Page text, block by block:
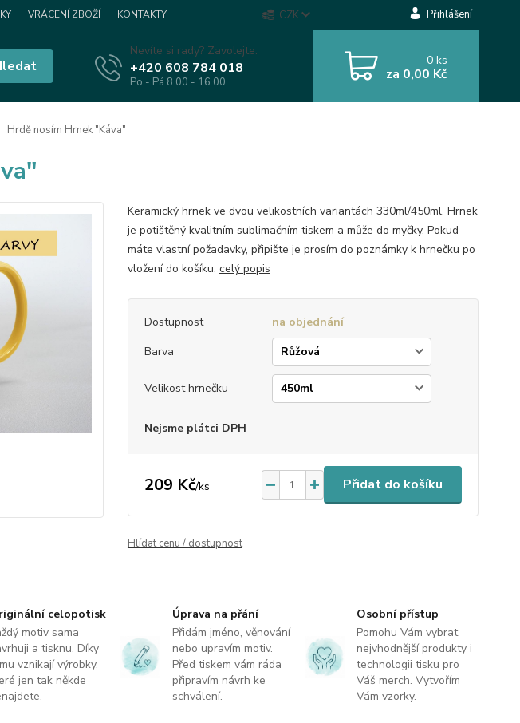
VRÁCENÍ ZBOŽÍ KONTAKTY CZK Přihlášení
Nevíte si rady? Zavolejte.
+420 608 784 018
Po - Pá 8.00 - 16.00
0ks
za 0,00 Kč
Hrdě nosím Hrnek "Káva"
Keramický hrnek ve dvou velikostních variantách 330ml/450ml. Hrnek
je potištěný kvalitním sublimačním tiskem a může do myčky. Pokud
máte vlastní požadavky, připište je prosím do poznámky k hrnečku po
vložení do košíku. celý popis
Dostupnost
na objednání
Barva
Velikost hrnečku
Nejsme plátci DPH
209 Kč/ks Přidat do košíku
Hlídat cenu / dostupnost
celopotisk
motiv sama
a tisknu. Díky
vznikají výrobky,
jen tak někde
Úprava na přání
Přidám jméno, věnování
nebo upravím motiv.
Před tiskem vám ráda
připravím návrh ke
schválení.
Osobní přístup
Pomohu Vám vybrat
nejvhodnější produkty i
technologii tisku pro
Váš merch. Vytvořím
Vám vzorky.